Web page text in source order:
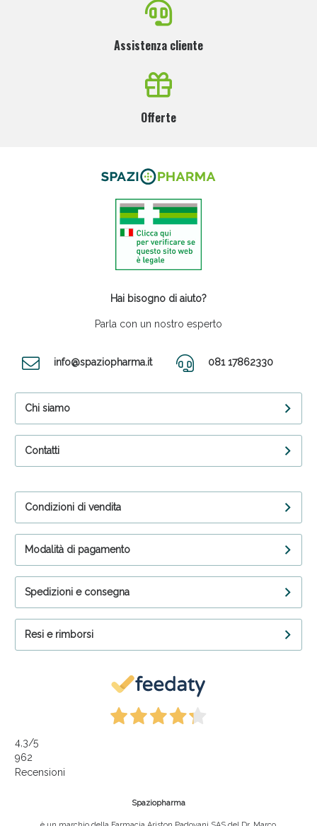
Assistenza cliente
Offerte
Hai bisogno di aiuto?
Parla con un nostro esperto
info@spaziopharma.it 081 17862330
Chi siamo
Contatti
Condizioni di vendita
Modalità di pagamento
Spedizioni e consegna
Resi e rimborsi
4,3/5
962
Recensioni
Spaziopharma